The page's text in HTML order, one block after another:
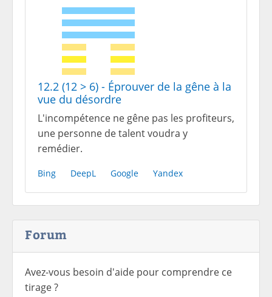
12.2 (12 > 6) - Éprouver de la gêne à la
vue du désordre
L'incompétence ne gêne pas les profiteurs,
une personne de talent voudra y
remédier.
Bing DeepL Google Yandex
Forum
Avez-vous besoin d'aide pour comprendre ce
tirage ?